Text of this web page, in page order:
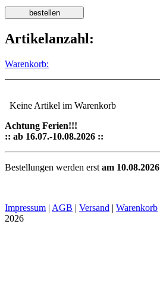
Artikelanzahl:
Warenkorb:
Keine Artikel im Warenkorb
Achtung Ferien!!!
:: ab 16.07.-10.08.2026 ::
Bestellungen werden erst am 10.08.2026
Impressum | AGB | Versand | Warenkorb
2026